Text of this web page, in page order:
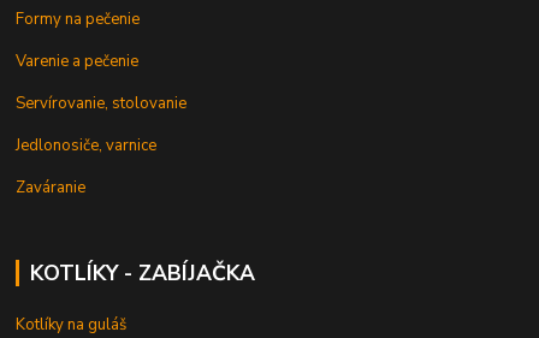
Formy na pečenie
Varenie a pečenie
Servírovanie, stolovanie
Jedlonosiče, varnice
Zaváranie
KOTLÍKY - ZABÍJAČKA
Kotlíky na guláš